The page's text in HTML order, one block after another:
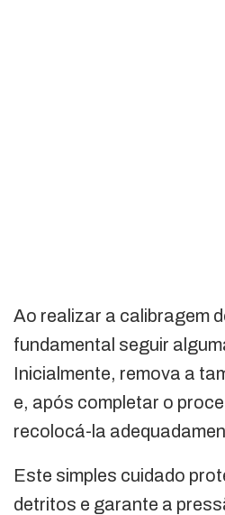
Ao realizar a calibragem
fundamental seguir
Inicialmente, remova a
e, após completar o
recolocá-la
Este simples cuidado
detritos e garante a